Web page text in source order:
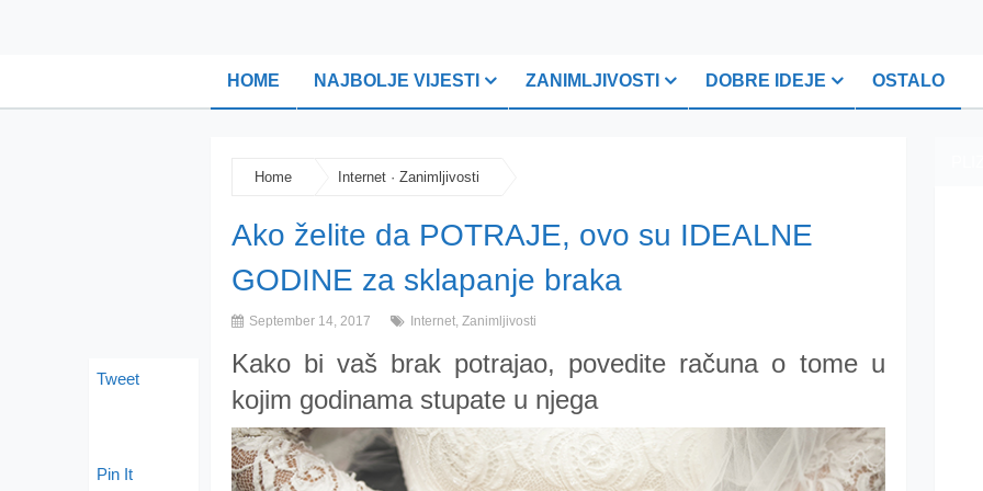
HOME NAJBOLJE VIJESTI ZANIMLJIVOSTI DOBRE IDEJE OSTALO
Home Internet · Zanimljivosti
Ako želite da POTRAJE, ovo su IDEALNE
GODINE za sklapanje braka
September 14, 2017 Internet, Zanimljivosti
Kako bi vaš brak potrajao, povedite računa o tome u
kojim godinama stupate u njega
Tweet
Pin It